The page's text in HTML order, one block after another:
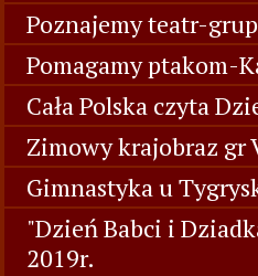
Poznajemy teatr-
Pomagamy ptakom-
Cała Polska czyta
Zimowy krajobraz gr
Gimnastyka u
"Dzień Babci i
2019r.